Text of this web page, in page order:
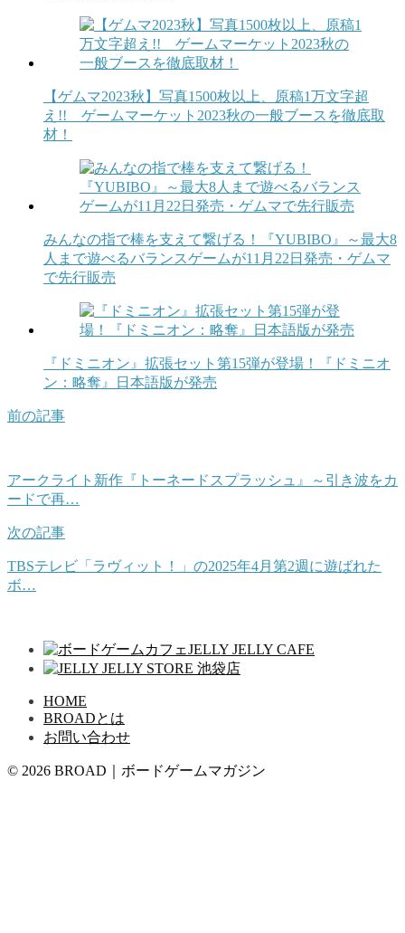
【ゲムマ2023秋】写真1500枚以上、原稿1万文字超
え!! ゲームマーケット2023秋の一般ブースを徹底取
材！
みんなの指で棒を支えて繋げる！『YUBIBO』～最大8
人まで遊べるバランスゲームが11月22日発売・ゲムマ
で先行販売
『ドミニオン』拡張セット第15弾が登場！『ドミニオ
ン：略奪』日本語版が発売
前の記事
アークライト新作『トーネードスプラッシュ』～引き波をカ
ードで再…
次の記事
TBSテレビ「ラヴィット！」の2025年4月第2週に遊ばれた
ボ…
HOME
BROADとは
お問い合わせ
© 2026 BROAD｜ボードゲームマガジン